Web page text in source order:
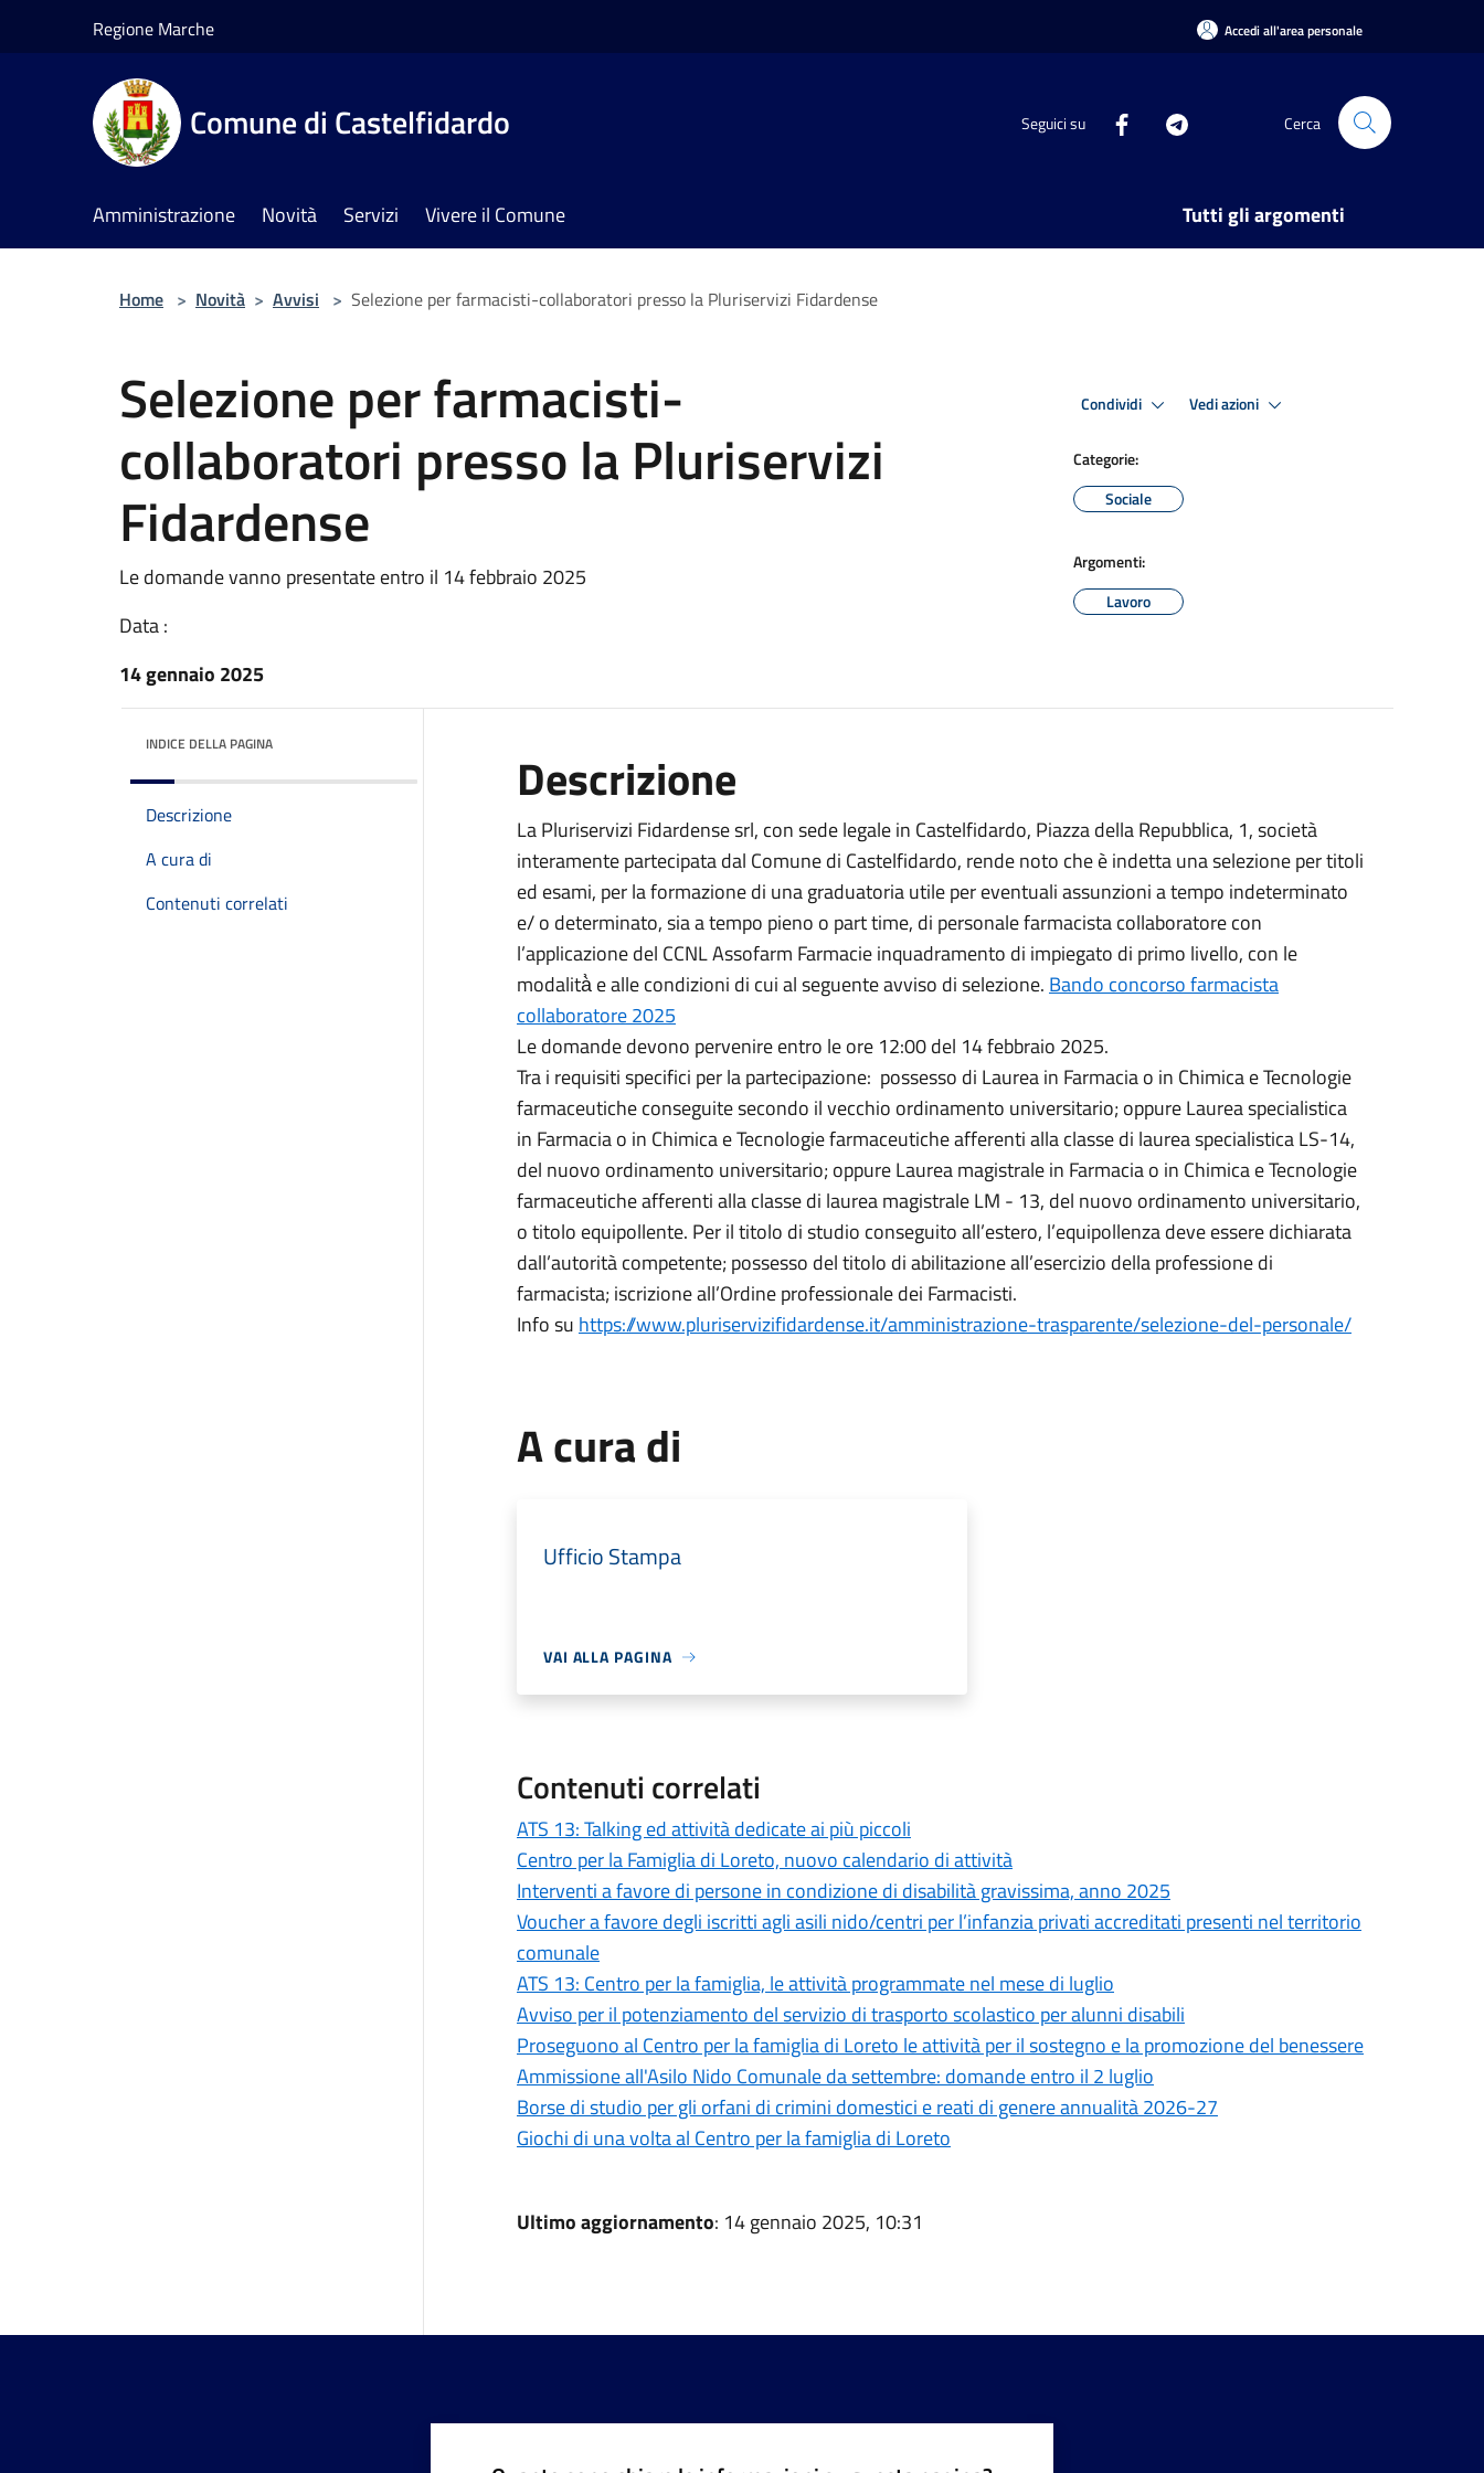
Regione Marche Accedi all'area personale
Comune di Castelfidardo Seguici su Cerca
Amministrazione Novità Servizi Vivere il Comune Tutti gli argomenti
Home > Novità > Avvisi > Selezione per farmacisti-collaboratori presso la Pluriservizi Fidardense
Selezione per farmacisti-
collaboratori presso la Pluriservizi
Fidardense
Le domande vanno presentate entro il 14 febbraio 2025
Data :
14 gennaio 2025
Condividi Vedi azioni
Categorie:
Sociale
Argomenti:
Lavoro
INDICE DELLA PAGINA
Descrizione
A cura di
Contenuti correlati
Descrizione
La Pluriservizi Fidardense srl, con sede legale in Castelfidardo, Piazza della Repubblica, 1, società
interamente partecipata dal Comune di Castelfidardo, rende noto che è indetta una selezione per titoli
ed esami, per la formazione di una graduatoria utile per eventuali assunzioni a tempo indeterminato
e/ o determinato, sia a tempo pieno o part time, di personale farmacista collaboratore con
l’applicazione del CCNL Assofarm Farmacie inquadramento di impiegato di primo livello, con le
modalità̀ e alle condizioni di cui al seguente avviso di selezione. Bando concorso farmacista
collaboratore 2025
Le domande devono pervenire entro le ore 12:00 del 14 febbraio 2025.
Tra i requisiti specifici per la partecipazione: possesso di Laurea in Farmacia o in Chimica e Tecnologie
farmaceutiche conseguite secondo il vecchio ordinamento universitario; oppure Laurea specialistica
in Farmacia o in Chimica e Tecnologie farmaceutiche afferenti alla classe di laurea specialistica LS-14,
del nuovo ordinamento universitario; oppure Laurea magistrale in Farmacia o in Chimica e Tecnologie
farmaceutiche afferenti alla classe di laurea magistrale LM - 13, del nuovo ordinamento universitario,
o titolo equipollente. Per il titolo di studio conseguito all’estero, l’equipollenza deve essere dichiarata
dall’autorità competente; possesso del titolo di abilitazione all’esercizio della professione di
farmacista; iscrizione all’Ordine professionale dei Farmacisti.
Info su https://www.pluriservizifidardense.it/amministrazione-trasparente/selezione-del-personale/
A cura di
Ufficio Stampa
VAI ALLA PAGINA
Contenuti correlati
ATS 13: Talking ed attività dedicate ai più piccoli
Centro per la Famiglia di Loreto, nuovo calendario di attività
Interventi a favore di persone in condizione di disabilità gravissima, anno 2025
Voucher a favore degli iscritti agli asili nido/centri per l’infanzia privati accreditati presenti nel territorio
comunale
ATS 13: Centro per la famiglia, le attività programmate nel mese di luglio
Avviso per il potenziamento del servizio di trasporto scolastico per alunni disabili
Proseguono al Centro per la famiglia di Loreto le attività per il sostegno e la promozione del benessere
Ammissione all'Asilo Nido Comunale da settembre: domande entro il 2 luglio
Borse di studio per gli orfani di crimini domestici e reati di genere annualità 2026-27
Giochi di una volta al Centro per la famiglia di Loreto
Ultimo aggiornamento: 14 gennaio 2025, 10:31